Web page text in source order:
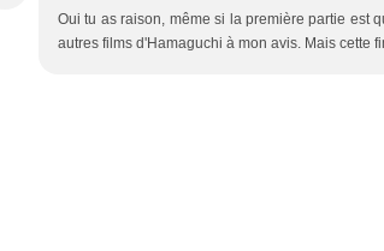
Oui tu as raison, même si la première partie est
autres films d'Hamaguchi à mon avis. Mais cette